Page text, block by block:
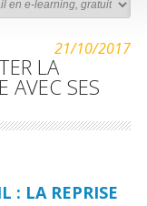
21/10/2017
LA
AVEC SES
: LA REPRISE